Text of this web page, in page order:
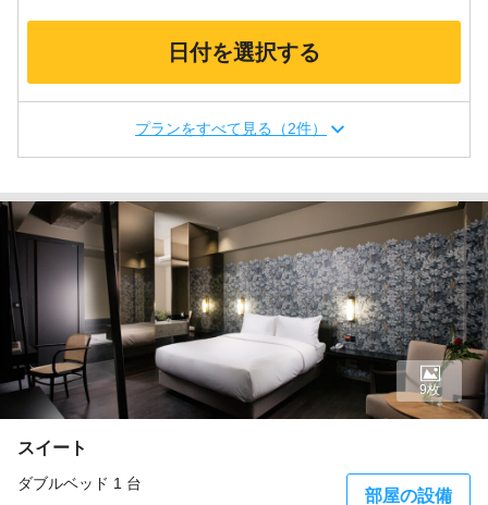
日付を選択する
プランをすべて見る（2件）
スイート
ダブルベッド 1 台
部屋の設備
9枚